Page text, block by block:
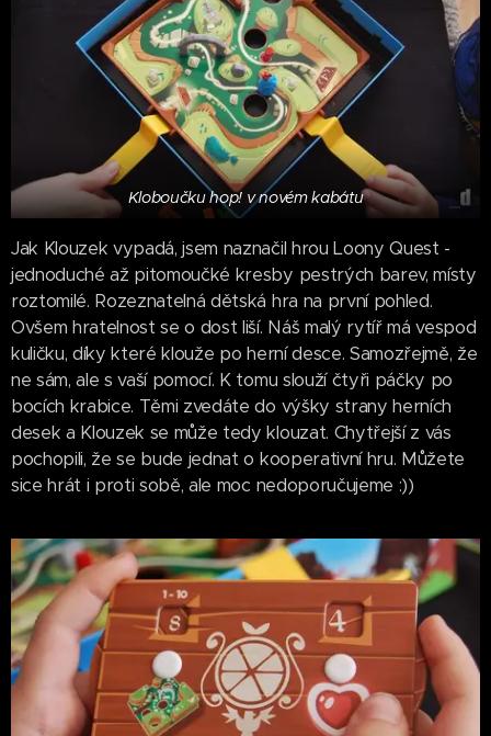
Kloboučku hop! v novém kabátu
Jak Klouzek vypadá, jsem naznačil hrou Loony Quest -
jednoduché až pitomoučké kresby pestrých barev, místy
roztomilé. Rozeznatelná dětská hra na první pohled.
Ovšem hratelnost se o dost liší. Náš malý rytíř má vespod
kuličku, díky které klouže po herní desce. Samozřejmě, že
ne sám, ale s vaší pomocí. K tomu slouží čtyři páčky po
bocích krabice. Těmi zvedáte do výšky strany herních
desek a Klouzek se může tedy klouzat. Chytřejší z vás
pochopili, že se bude jednat o kooperativní hru. Můžete
sice hrát i proti sobě, ale moc nedoporučujeme :))